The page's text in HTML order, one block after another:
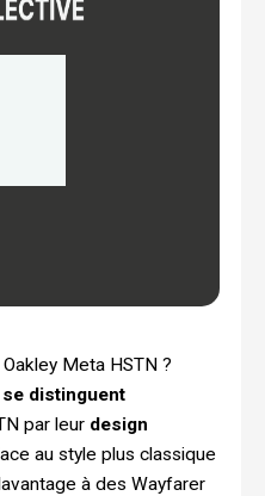
Meta HSTN ?
distinguent
par leur design
au style plus classique
à des Wayfarer